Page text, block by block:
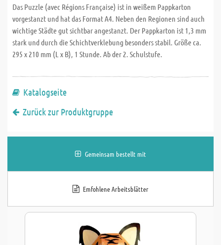
Das Puzzle (avec Régions Française) ist in weißem Pappkarton
vorgestanzt und hat das Format A4. Neben den Regionen sind auch
wichtige Städte gut sichtbar angestanzt. Der Pappkarton ist 1,3 mm
stark und durch die Schichtverklebung besonders stabil. Größe ca.
295 x 210 mm (L x B), 1 Stunde. Ab der 2. Schulstufe.
Katalogseite
Zurück zur Produktgruppe
Gemeinsam bestellt mit
Emfohlene Arbeitsblätter